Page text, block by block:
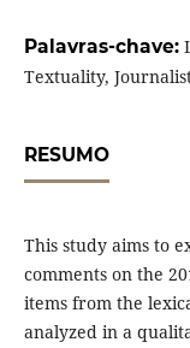
Palavras-chave:
Textuality,
RESUMO
This study aims to
comments on the
items from the
analyzed in a